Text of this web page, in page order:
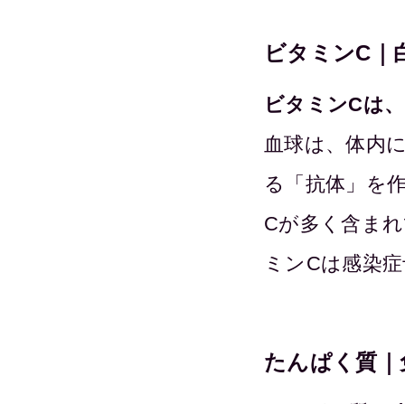
ビタミンC｜
ビタミンCは
血球は、体内
る「抗体」を
Cが多く含ま
ミンCは感染
たんぱく質